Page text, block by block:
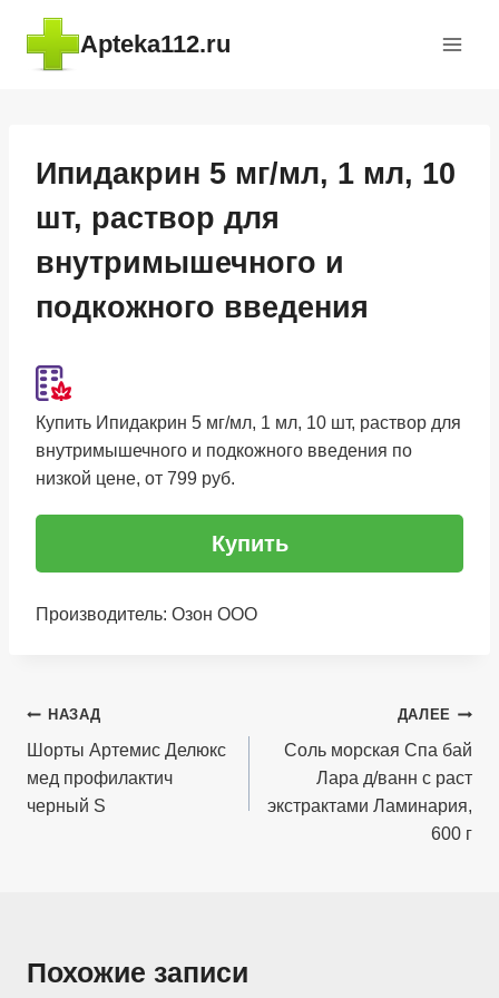
Перейти
содержимому
Apteka112.ru
Ипидакрин 5 мг/мл, 1 мл, 10
шт, раствор для
внутримышечного и
подкожного введения
Купить Ипидакрин 5 мг/мл, 1 мл, 10 шт, раствор для
внутримышечного и подкожного введения по
низкой цене, от 799 руб.
Купить
Производитель: Озон ООО
Навигация
по
записям
НАЗАД
Шорты Артемис Делюкс
мед профилактич
черный S
ДАЛЕЕ
Соль морская Спа бай
Лара д/ванн с раст
экстрактами Ламинария,
600 г
Похожие записи